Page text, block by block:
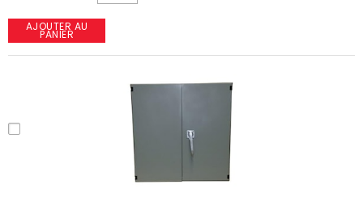
AJOUTER AU
PANIER